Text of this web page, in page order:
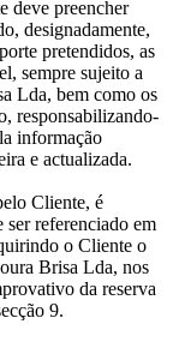
deve preencher
designadamente,
pretendidos, as
sempre sujeito a
Lda, bem como os
responsabilizando-
informação
e actualizada.
Cliente, é
ser referenciado em
o Cliente o
Brisa Lda, nos
da reserva
9.